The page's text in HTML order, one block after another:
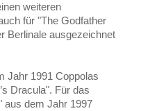
weiteren
für "The Godfather
Berlinale ausgezeichnet
Jahr 1991 Coppolas
Dracula". Für das
aus dem Jahr 1997